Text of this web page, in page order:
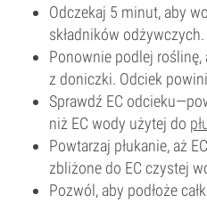
Odczekaj 5 minut, aby
składników odżywczych.
Ponownie podlej roślinę,
z doniczki. Odciek
Sprawdź EC
niż EC wody użytej do
Powtarzaj płukanie, aż
zbliżone do EC czystej
Pozwól, aby podłoże